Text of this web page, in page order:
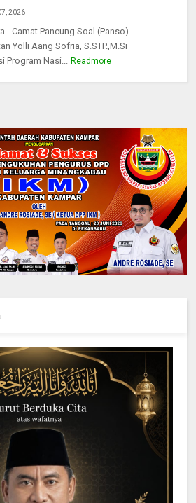
2026
- Camat Pancung Soal (Panso)
Yolli Aang Sofria, S.STP.,M.Si
Nasi...
Readmore